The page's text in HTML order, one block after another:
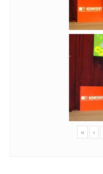
« ‹